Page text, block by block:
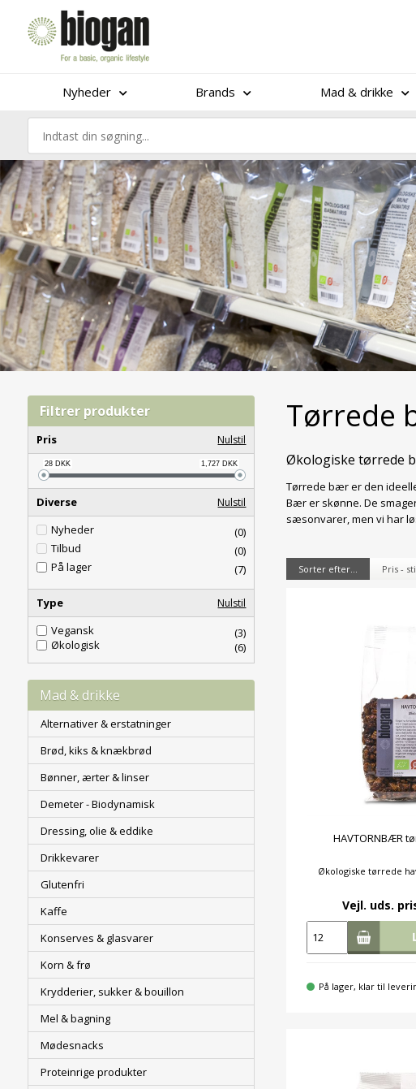
Nyheder Brands Mad & drikke
Filtrer produkter
Pris Nulstil
28DKK 1,727DKK
Diverse Nulstil
Nyheder
(0)
Tilbud
(0)
På lager
(7)
Type Nulstil
Vegansk
(3)
Økologisk
(6)
Mad & drikke
Alternativer & erstatninger
Brød, kiks & knækbrød
Bønner, ærter & linser
Demeter - Biodynamisk
Dressing, olie & eddike
Drikkevarer
Glutenfri
Kaffe
Konserves & glasvarer
Korn & frø
Krydderier, sukker & bouillon
Mel & bagning
Mødesnacks
Proteinrige produkter
Tørrede
Økologiske tørrede
Tørrede bær er den
Bær er skønne. De
sæsonvarer, men vi har
Sorter efter... Pris -
HAVTORNBÆR
Økologiske tørrede
Vejl. uds.
På lager, klar til